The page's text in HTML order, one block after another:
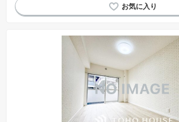
駐輪場・バイク置き場
駐車場(普通車)あり